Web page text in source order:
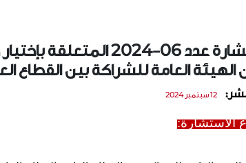
الإستشارة عدد 06-2024
الهيئة العامة للشراكة بين القطاع
12 سبتمبر 2024
الاستشارة: